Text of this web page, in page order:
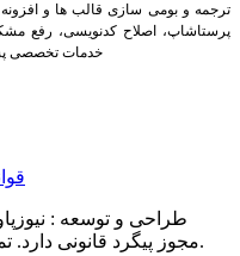
ترجمه و بومی سازی قالب ها و افزونه
پرستاشاپ، اصلاح کدنویسی، رفع
خدمات تخصصی
مجوز پیگرد قانونی دارد. تمام حقوق برای نیوزپاور محفوظ است.